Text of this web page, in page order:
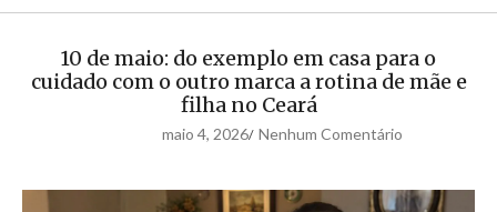
10 de maio: do exemplo em casa para o
cuidado com o outro marca a rotina de mãe e
filha no Ceará
maio 4, 2026/ Nenhum Comentário